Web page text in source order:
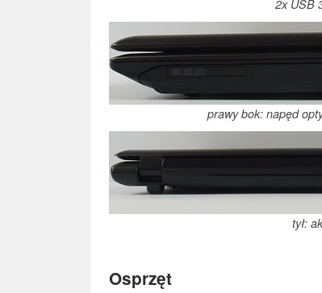
2x USB
prawy bok: napęd
tył:
Osprzęt